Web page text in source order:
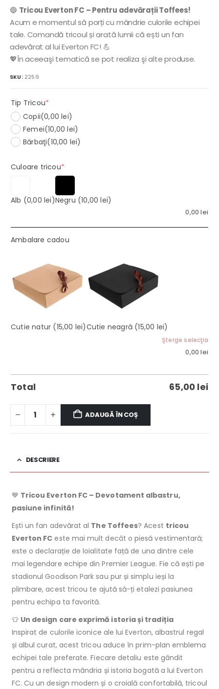
🔵 Tricou Everton FC – Pentru adevărații Toffees!
Acum e momentul să porți cu mândrie culorile echipei
tale. Comandă tricoul și arată lumii că ești un fan
adevărat al lui Everton FC! 💪
💖În aceeaşi tematică se pot realiza şi alte produse.
SKU: 2259
Tip Tricou*
Copii(0,00 lei)
Femei(10,00 lei)
Bărbaţi(10,00 lei)
Culoare tricou*(required)
Alb (0,00 lei)Negru (10,00 lei)
0,00lei
Ambalare cadou
Cutie natur (15,00 lei)Cutie neagră (15,00 lei)
Şterge selecţia
0,00lei
Total 65,00 lei
ADAUGĂ ÎN COȘ
DESCRIERE
💙 Tricou Everton FC – Devotament albastru,
pasiune infinită!
Ești un fan adevărat al The Toffees? Acest tricou
Everton FC este mai mult decât o piesă vestimentară;
este o declarație de loialitate față de una dintre cele
mai legendare echipe din Premier League. Fie că ești pe
stadionul Goodison Park sau pur și simplu ieși la
plimbare, acest tricou te ajută să-ți etalezi pasiunea
pentru echipa ta favorită.
👕 Un design care exprimă istoria și tradiția
Inspirat de culorile iconice ale lui Everton, albastrul regal
și albul curat, acest tricou aduce în prim-plan emblema
echipei tale preferate. Fiecare detaliu este gândit
pentru a reflecta mândria și istoria bogată a lui Everton
FC. Cu un design modern și o croială confortabilă, tricoul